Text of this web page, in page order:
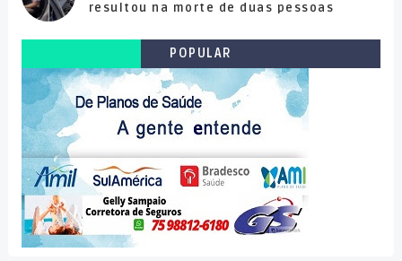
resultou na morte de duas pessoas
POPULAR